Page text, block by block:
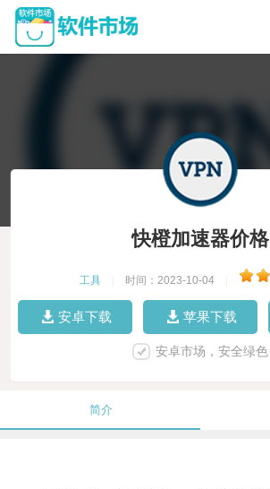
快橙加速器价格
工具 时间：2023-10-04
安卓下载 苹果下载
安卓市场，安全绿色
简介